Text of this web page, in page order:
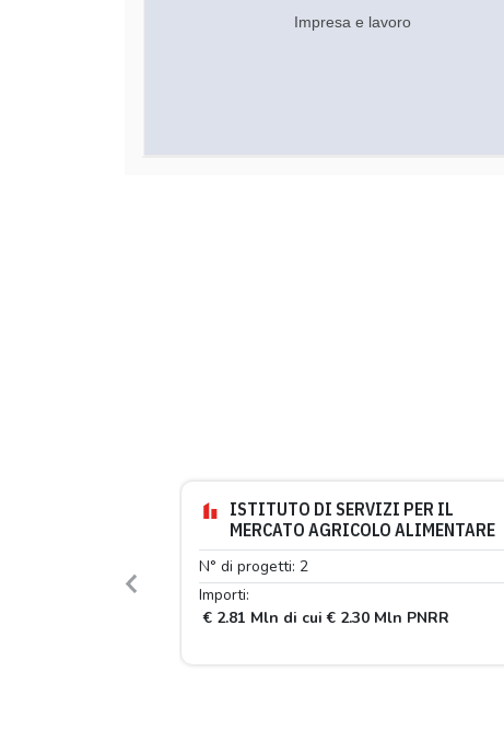
Impresa e lavoro
ISTITUTO DI SERVIZI PER IL
MERCATO AGRICOLO ALIMENTARE
N° di progetti: 2
Importi:
€ 2.81 Mln di cui € 2.30 Mln PNRR
Previous